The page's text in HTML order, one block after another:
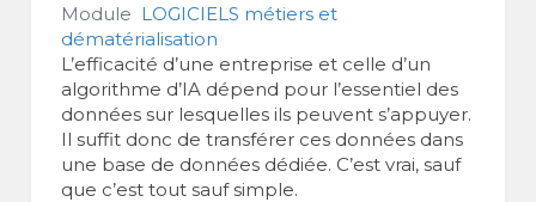
Module LOGICIELS métiers et
dématérialisation
L’efficacité d’une entreprise et celle d’un
algorithme d’IA dépend pour l’essentiel des
données sur lesquelles ils peuvent s’appuyer.
Il suffit donc de transférer ces données dans
une base de données dédiée. C’est vrai, sauf
que c’est tout sauf simple.